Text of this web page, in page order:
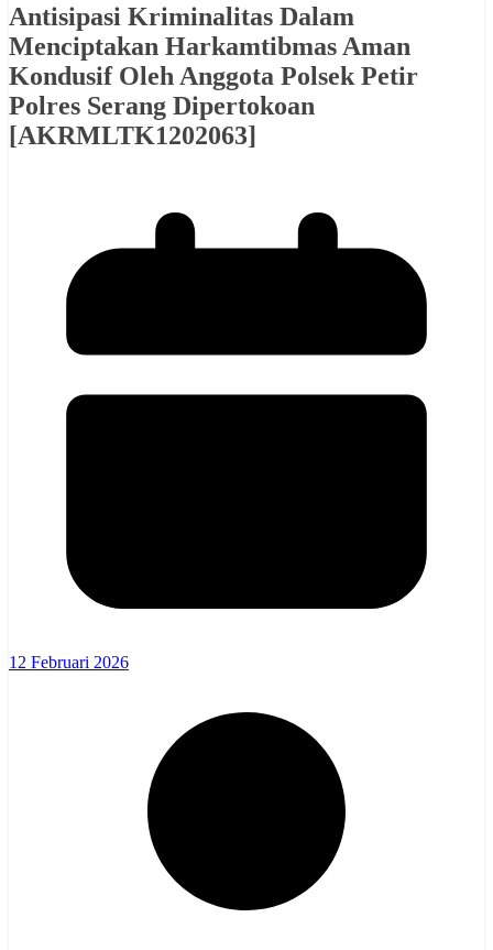
Antisipasi Kriminalitas Dalam
Menciptakan Harkamtibmas Aman
Kondusif Oleh Anggota Polsek Petir
Polres Serang Dipertokoan
[AKRMLTK1202063]
12 Februari 2026